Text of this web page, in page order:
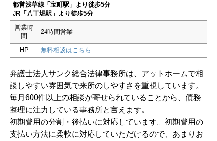
都営浅草線「宝町駅」より徒歩5分
JR「八丁堀駅」より徒歩5分
営業時
間
24時間営業
HP 無料相談はこちら
弁護士法人サンク総合法律事務所は、アットホームで相
談しやすい雰囲気で来所のしやすさを重視しています。
毎月600件以上の相談が寄せられていることから、債務
整理に注力している事務所と言えます。
初期費用の分割・後払いに対応しています。初期費用の
支払い方法に柔軟に対応していただけるので、あまりお